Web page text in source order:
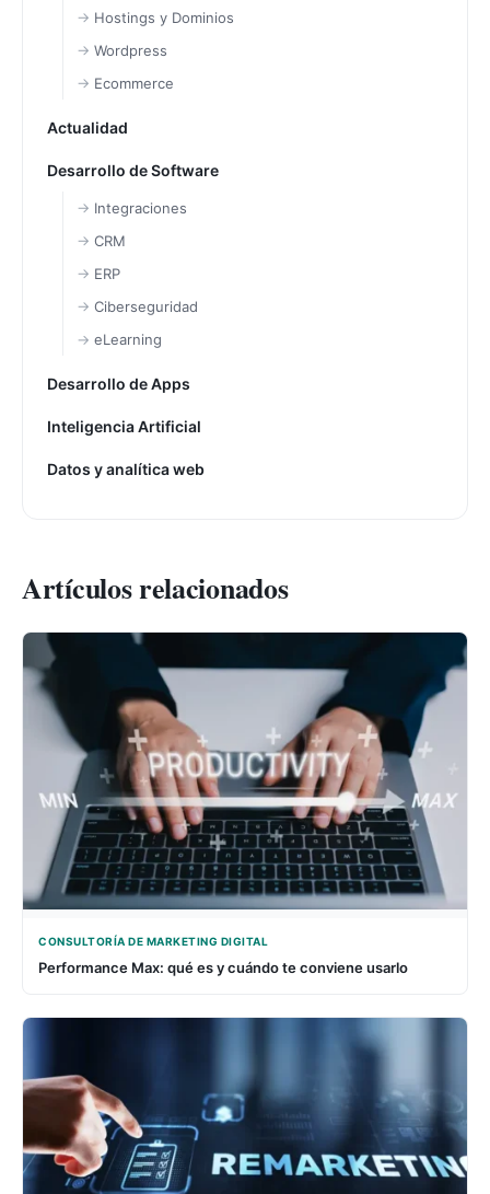
Hostings y Dominios
Wordpress
Ecommerce
Actualidad
Desarrollo de Software
Integraciones
CRM
ERP
Ciberseguridad
eLearning
Desarrollo de Apps
Inteligencia Artificial
Datos y analítica web
Artículos relacionados
CONSULTORÍA DE MARKETING DIGITAL
Performance Max: qué es y cuándo te conviene usarlo